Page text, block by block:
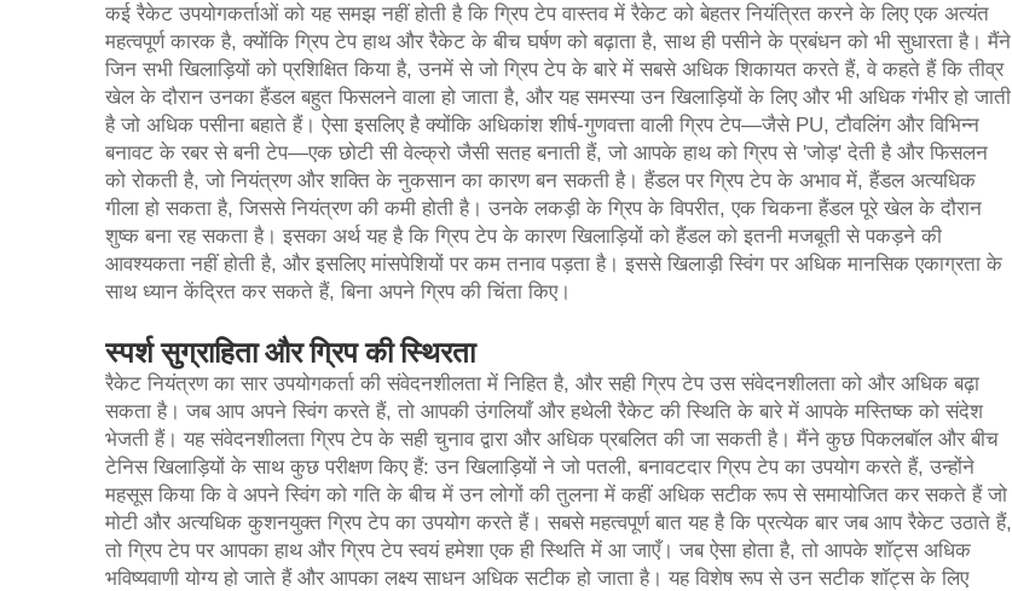
कई रैकेट उपयोगकर्ताओं को यह समझ नहीं होती है कि ग्रिप टेप वास्तव में रैकेट को बेहतर नियंत्रित करने के लिए एक अत्यंत
महत्वपूर्ण कारक है, क्योंकि ग्रिप टेप हाथ और रैकेट के बीच घर्षण को बढ़ाता है, साथ ही पसीने के प्रबंधन को भी सुधारता है। मैंने
जिन सभी खिलाड़ियों को प्रशिक्षित किया है, उनमें से जो ग्रिप टेप के बारे में सबसे अधिक शिकायत करते हैं, वे कहते हैं कि तीव्र
खेल के दौरान उनका हैंडल बहुत फिसलने वाला हो जाता है, और यह समस्या उन खिलाड़ियों के लिए और भी अधिक गंभीर हो जाती
है जो अधिक पसीना बहाते हैं। ऐसा इसलिए है क्योंकि अधिकांश शीर्ष-गुणवत्ता वाली ग्रिप टेप—जैसे PU, टौवलिंग और विभिन्न
बनावट के रबर से बनी टेप—एक छोटी सी वेल्क्रो जैसी सतह बनाती हैं, जो आपके हाथ को ग्रिप से 'जोड़' देती है और फिसलन
को रोकती है, जो नियंत्रण और शक्ति के नुकसान का कारण बन सकती है। हैंडल पर ग्रिप टेप के अभाव में, हैंडल अत्यधिक
गीला हो सकता है, जिससे नियंत्रण की कमी होती है। उनके लकड़ी के ग्रिप के विपरीत, एक चिकना हैंडल पूरे खेल के दौरान
शुष्क बना रह सकता है। इसका अर्थ यह है कि ग्रिप टेप के कारण खिलाड़ियों को हैंडल को इतनी मजबूती से पकड़ने की
आवश्यकता नहीं होती है, और इसलिए मांसपेशियों पर कम तनाव पड़ता है। इससे खिलाड़ी स्विंग पर अधिक मानसिक एकाग्रता के
साथ ध्यान केंद्रित कर सकते हैं, बिना अपने ग्रिप की चिंता किए।
स्पर्श सुग्राहिता और ग्रिप की स्थिरता
रैकेट नियंत्रण का सार उपयोगकर्ता की संवेदनशीलता में निहित है, और सही ग्रिप टेप उस संवेदनशीलता को और अधिक बढ़ा
सकता है। जब आप अपने स्विंग करते हैं, तो आपकी उंगलियाँ और हथेली रैकेट की स्थिति के बारे में आपके मस्तिष्क को संदेश
भेजती हैं। यह संवेदनशीलता ग्रिप टेप के सही चुनाव द्वारा और अधिक प्रबलित की जा सकती है। मैंने कुछ पिकलबॉल और बीच
टेनिस खिलाड़ियों के साथ कुछ परीक्षण किए हैं: उन खिलाड़ियों ने जो पतली, बनावटदार ग्रिप टेप का उपयोग करते हैं, उन्होंने
महसूस किया कि वे अपने स्विंग को गति के बीच में उन लोगों की तुलना में कहीं अधिक सटीक रूप से समायोजित कर सकते हैं जो
मोटी और अत्यधिक कुशनयुक्त ग्रिप टेप का उपयोग करते हैं। सबसे महत्वपूर्ण बात यह है कि प्रत्येक बार जब आप रैकेट उठाते हैं,
तो ग्रिप टेप पर आपका हाथ और ग्रिप टेप स्वयं हमेशा एक ही स्थिति में आ जाएँ। जब ऐसा होता है, तो आपके शॉट्स अधिक
भविष्यवाणी योग्य हो जाते हैं और आपका लक्ष्य साधन अधिक सटीक हो जाता है। यह विशेष रूप से उन सटीक शॉट्स के लिए